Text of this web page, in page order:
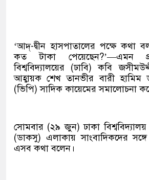
‘আদ্-দ্বীন হাসপাতালের পক্ষে কথা
কত টাকা পেয়েছেন?’—এমন
বিশ্ববিদ্যালয়ের (ঢাবি) কবি
আহ্বায়ক শেখ তানভীর বারী
(ভিপি) সাদিক কায়েমের সমালোচনা
সোমবার (২৯ জুন) ঢাকা বিশ্ববিদ্যালয়
(ডাকসু) এলাকায় সাংবাদিকদের
এসব কথা বলেন।